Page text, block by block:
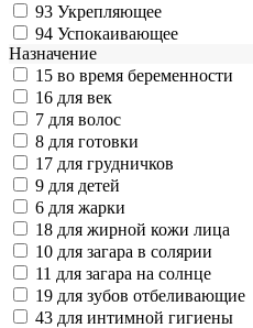
93 Укрепляющее
94 Успокаивающее
Назначение
15 во время беременности
16 для век
7 для волос
8 для готовки
17 для грудничков
9 для детей
6 для жарки
18 для жирной кожи лица
10 для загара в солярии
11 для загара на солнце
19 для зубов отбеливающие
43 для интимной гигиены